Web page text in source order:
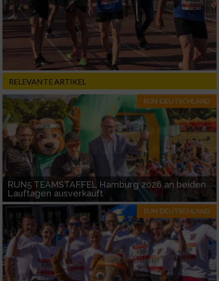
RELEVANTE ARTIKEL
RUN-DEUTSCHLAND
RUN5 TEAMSTAFFEL Hamburg 2026 an beiden
Lauftagen ausverkauft
RUN-DEUTSCHLAND
Nicht-IAB-Verarbeitungszwecke:
Notwendig
Performance
Funktional
Werbung